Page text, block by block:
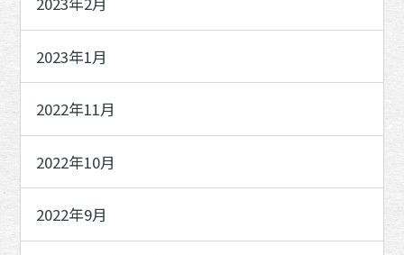
2023年1月
2022年11月
2022年10月
2022年9月